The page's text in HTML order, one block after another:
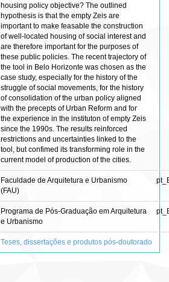
housing policy objective? The outlined
hypothesis is that the empty Zeis are
important to make feasable the construction
of well-located housing of social interest and
are therefore important for the purposes of
these public policies. The recent trajectory of
the tool in Belo Horizonte was chosen as the
case study, especially for the history of the
struggle of social movements, for the history
of consolidation of the urban policy aligned
with the precepts of Urban Reform and for
the experience in the instituton of empty Zeis
since the 1990s. The results reinforced
restrictions and uncertainties linked to the
tool, but confimed its transforming role in the
current model of production of the cities.
Faculdade de Arquitetura e Urbanismo
(FAU)
Programa de Pós-Graduação em Arquitetura
e Urbanismo
Teses, dissertações e produtos pós-doutorado